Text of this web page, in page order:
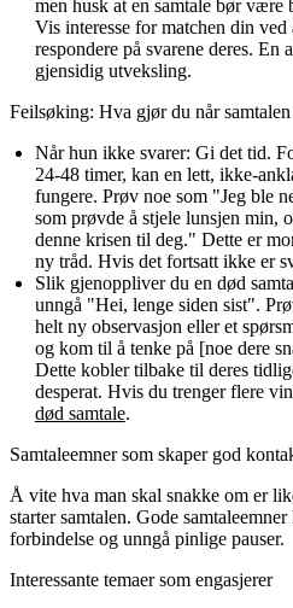
men husk at en samtale bør være
Vis interesse for matchen din
respondere på svarene deres. En
gjensidig utveksling.
Feilsøking: Hva gjør du når
Når hun ikke svarer: Gi det tid.
24-48 timer, kan en lett, ikke-
fungere. Prøv noe som "Jeg ble
som prøvde å stjele lunsjen min,
denne krisen til deg." Dette er
ny tråd. Hvis det fortsatt ikke er
Slik gjenoppliver du en død
unngå "Hei, lenge siden sist".
helt ny observasjon eller et
og kom til å tenke på [noe dere
Dette kobler tilbake til deres
desperat. Hvis du trenger flere
død samtale.
Samtaleemner som skaper god
Å vite hva man skal snakke om er
starter samtalen. Gode
forbindelse og unngå pinlige pauser.
Interessante temaer som engasjerer